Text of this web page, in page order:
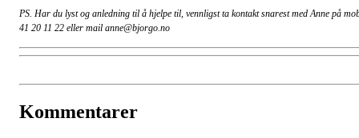
PS. Har du lyst og anledning til å hjelpe til, vennligst ta kontakt snarest med Anne på
41 20 11 22 eller mail anne@bjorgo.no
Kommentarer